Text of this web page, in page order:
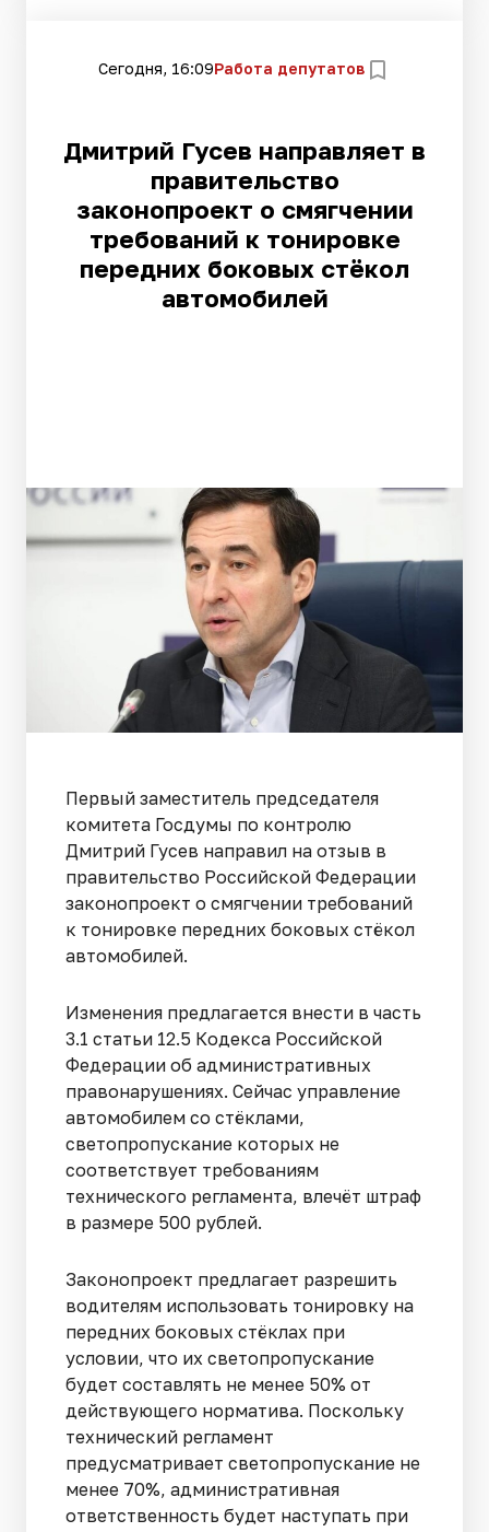
Сегодня, 16:09Работа депутатов
Дмитрий Гусев направляет в
правительство
законопроект о смягчении
требований к тонировке
передних боковых стёкол
автомобилей
Первый заместитель председателя
комитета Госдумы по контролю
Дмитрий Гусев направил на отзыв в
правительство Российской Федерации
законопроект о смягчении требований
к тонировке передних боковых стёкол
автомобилей.
Изменения предлагается внести в часть
3.1 статьи 12.5 Кодекса Российской
Федерации об административных
правонарушениях. Сейчас управление
автомобилем со стёклами,
светопропускание которых не
соответствует требованиям
технического регламента, влечёт штраф
в размере 500 рублей.
Законопроект предлагает разрешить
водителям использовать тонировку на
передних боковых стёклах при
условии, что их светопропускание
будет составлять не менее 50% от
действующего норматива. Поскольку
технический регламент
предусматривает светопропускание не
менее 70%, административная
ответственность будет наступать при